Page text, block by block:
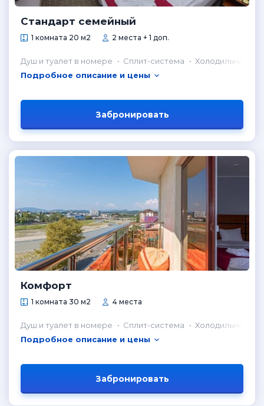
Стандарт семейный
1 комната 20 м2 2 места + 1 доп.
Душ и туалет в номере Сплит-система
Холодильник в
Подробное описание и цены
Забронировать
Комфорт
1 комната 30 м2 4 места
Душ и туалет в номере Сплит-система
Холодильник в
Подробное описание и цены
Забронировать